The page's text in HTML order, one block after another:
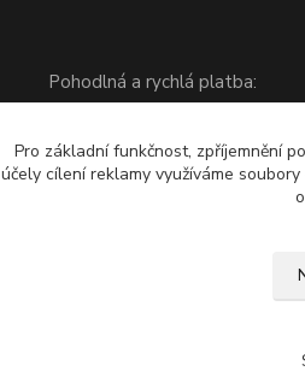
Pohodlná a rychlá platba:
Pro základní funkčnost, zpříjemnění
účely cílení reklamy využíváme